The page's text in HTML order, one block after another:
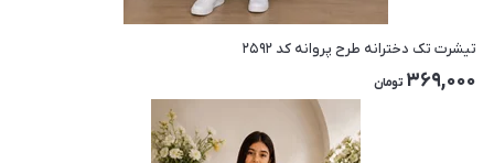
تیشرت تک دخترانه طرح پروانه کد ۲۵۹۲
369,000 تومان